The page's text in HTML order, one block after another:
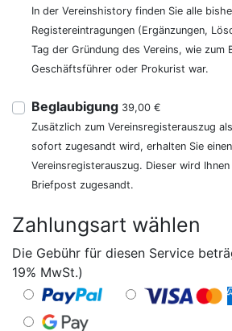
In der Vereinshistory finden Sie alle
Registereintragungen (Ergänzungen,
Tag der Gründung des Vereins, wie zum
Geschäftsführer oder Prokurist war.
Beglaubigung 39,00 €
Zusätzlich zum Vereinsregisterauszug
sofort zugesandt wird, erhalten Sie
Vereinsregisterauszug. Dieser wird
Briefpost zugesandt.
Zahlungsart wählen
Die Gebühr für diesen Service
19% MwSt.)